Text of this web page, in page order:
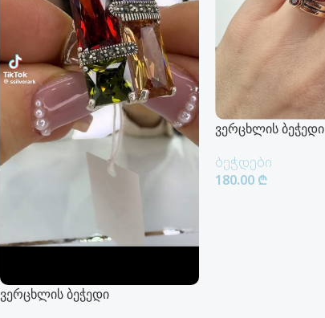
ვერცხლის ბეჭედი
ვერცხლის ბეჭედი
ბეჭდები
180.00 ₾